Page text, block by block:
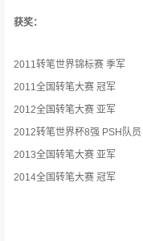
获奖：
2011转笔世界锦标赛 季军
2011全国转笔大赛 冠军
2012全国转笔大赛 亚军
2012转笔世界杯8强 PSH队员
2013全国转笔大赛 亚军
2014全国转笔大赛 冠军